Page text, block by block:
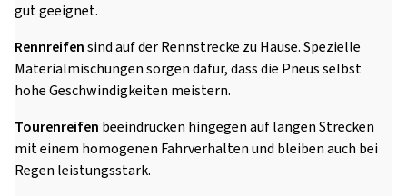
gut geeignet.
Rennreifensind auf der Rennstrecke zu Hause. Spezielle
Materialmischungen sorgen dafür, dass die Pneus selbst
hohe Geschwindigkeiten meistern.
Tourenreifen beeindrucken hingegen auf langen Strecken
mit einem homogenen Fahrverhalten und bleiben auch bei
Regen leistungsstark.